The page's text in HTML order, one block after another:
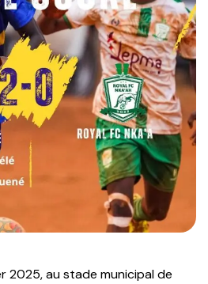
2025, au stade municipal de